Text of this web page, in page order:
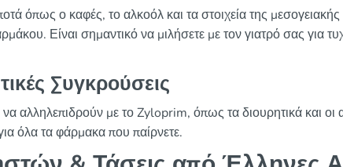
όπως ο καφές, το αλκοόλ και τα στοιχεία της
Είναι σημαντικό να μιλήσετε με τον γιατρό σας για
Συγκρούσεις
αλληλεπιδρούν με το Zyloprim, όπως τα διουρητικά και οι
όλα τα φάρμακα που παίρνετε.